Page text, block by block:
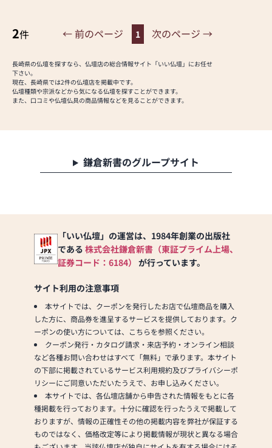
“こんな仏壇あったら
いく逸品をお探しする
お手伝いをいたしま
す。
ります
2件 ← 前のページ 1 次のページ →
長崎県の仏壇を探すなら、仏壇店の総合情報サイト「いい仏壇」にお任せ
下さい。
現在、長崎県では2件の仏壇店を掲載中です。
仏壇種類や宗派などから気になる仏壇を探すことができます。
また、口コミや仏壇仏具の商品情報などを見ることができます。
鎌倉新書のグループサイト
「いい仏壇」の運営は、1984年創業の出版社
である 株式会社鎌倉新書（東証プライム上場、
証券コード：6184） が行っています。
サイト利用の注意事項
本サイトでは、クーポンを発行したお店で仏壇商品を購入
した方に、商品券を進呈するサービスを提供しております。ク
ーポンの使い方については、こちらを参照ください。
クーポン発行・カタログ請求・来店予約・オンライン相談
など各種お問い合わせはすべて「無料」で承ります。本サイト
の下部に掲載されているサービス利用規約及びプライバシーポ
リシーにご同意いただいたうえで、お申し込みください。
本サイトでは、各仏壇店舗から申告された情報をもとに各
種掲載を行っております。十分に確認を行ったうえで掲載して
おりますが、情報の正確性その他の掲載内容を弊社が保証する
ものではなく、価格改定等により掲載情報が現状と異なる場合